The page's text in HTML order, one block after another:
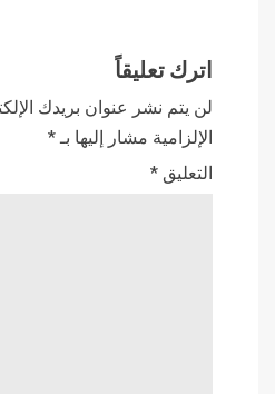
اترك تعليقاً
لن يتم نشر عنوان بريدك
الإلزامية مشار إليها بـ*
التعليق *